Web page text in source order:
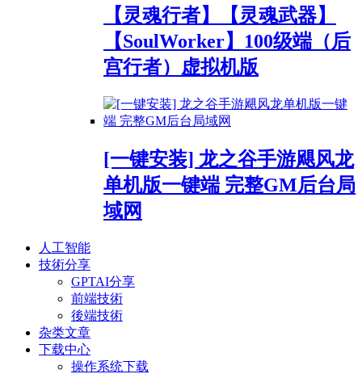
【灵魂行者】【灵魂武器】
【SoulWorker】100级端（后
宫行者）虚拟机版
[一键安装] 龙之谷手游飓风龙
单机版一键端 完整GM后台局
域网
人工智能
技術分享
GPTAI分享
前端技術
後端技術
杂类文章
下载中心
操作系统下载